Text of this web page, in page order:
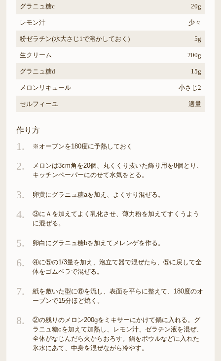
グラニュ糖c 20g
レモン汁 少々
粉ゼラチン(水大さじ1で溶かしておく) 5g
生クリーム 200g
グラニュ糖d 15g
メロンリキュール 小さじ2
セルフィーユ 適量
作り方
1. ※オーブンを180度に予熱しておく
2.
メロンは3cm角を20個、丸くくり抜いた飾り用を8個とり、
キッチンペーパーにのせて水気をとる。
3. 卵黄にグラニュ糖aを加え、よくすり混ぜる。
4.
③にＡを加えてよく乳化させ、薄力粉を加えてすくうよう
に混ぜる。
5. 卵白にグラニュ糖bを加えてメレンゲを作る。
6.
④に⑤の1/3量を加え、泡立て器で混ぜたら、⑤に戻して全
体をゴムベラで混ぜる。
7.
紙を敷いた型に⑥を流し、表面を平らに整えて、180度のオ
ーブンで15分ほど焼く。
8.
②の残りのメロン200gをミキサーにかけて鍋に入れる。グ
ラニュ糖cを加えて加熱し、レモン汁、ゼラチン液を混ぜ、
全体がなじんだら火からおろす。鍋をボウルなどに入れた
氷水にあて、中身を混ぜながら冷やす。